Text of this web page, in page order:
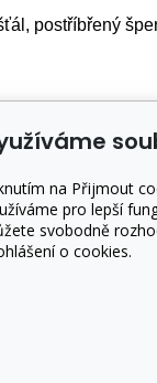
postříbřený
Lázně
na Přijmout
pro lepší
svobodně
o cookies.